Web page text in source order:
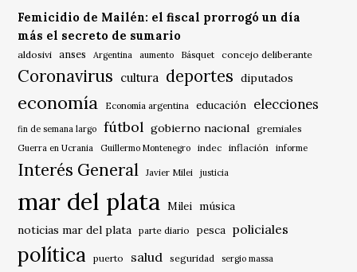
Femicidio de Mailén: el fiscal prorrogó un día
más el secreto de sumario
aldosivi anses Argentina aumento Básquet concejo deliberante
Coronavirus cultura deportes diputados
economía Economía argentina educación elecciones
fin de semana largo fútbol gobierno nacional gremiales
Guerra en Ucrania Guillermo Montenegro indec inflación informe
Interés General Javier Milei justicia
mar del plata Milei música
noticias mar del plata
parte diario pesca policiales
política puerto salud seguridad sergio massa